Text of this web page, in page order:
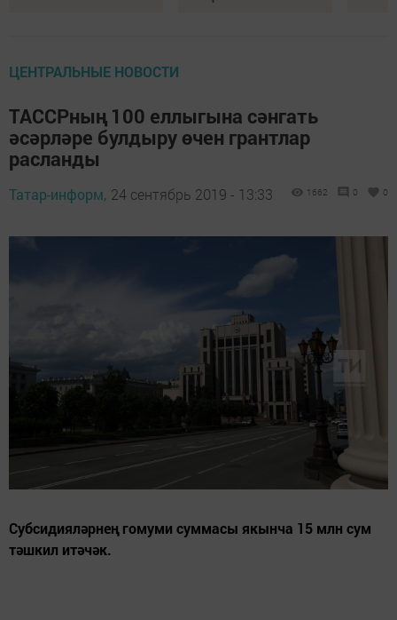
ЦЕНТРАЛЬНЫЕ НОВОСТИ
ТАССРның 100 еллыгына сәнгать
әсәрләре булдыру өчен грантлар
расланды
Татар-информ, 24 сентябрь 2019 - 13:33 1662 0 0
Субсидияләрнең гомуми суммасы якынча 15 млн сум
тәшкил итәчәк.